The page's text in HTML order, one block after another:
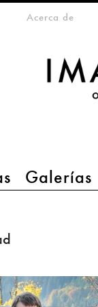
Galerías
menu
Acerca de